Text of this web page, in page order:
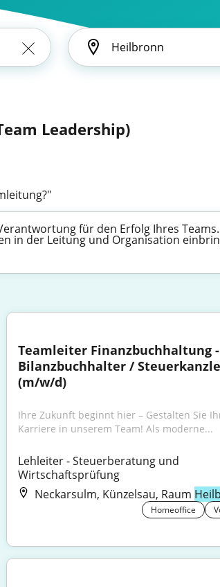
Leadership)
für den Erfolg Ihres
in der Leitung und Organisation
Teamleiter Finanzbuchhaltung -
Bilanzbuchhalter /
(m/w/d)
Ihre Zukunft beginnt hier – Gestalten Sie
Karriere in unserem Team! Als moderne...
Lehleiter - Steuerberatung und
Wirtschaftsprüfung
Neckarsulm, Künzelsau, Raum
Homeoffice